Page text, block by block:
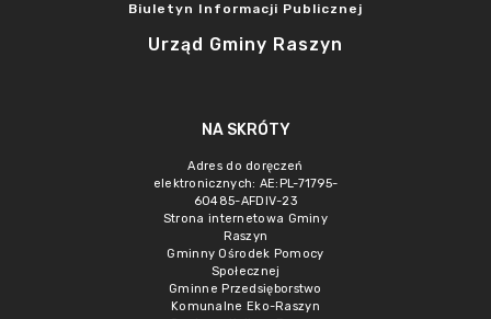
Biuletyn Informacji Publicznej
Urząd Gminy Raszyn
NA SKRÓTY
Adres do doręczeń
elektronicznych: AE:PL-71795-
60485-AFDIV-23
Strona internetowa Gminy
Raszyn
Gminny Ośrodek Pomocy
Społecznej
Gminne Przedsięborstwo
Komunalne Eko-Raszyn